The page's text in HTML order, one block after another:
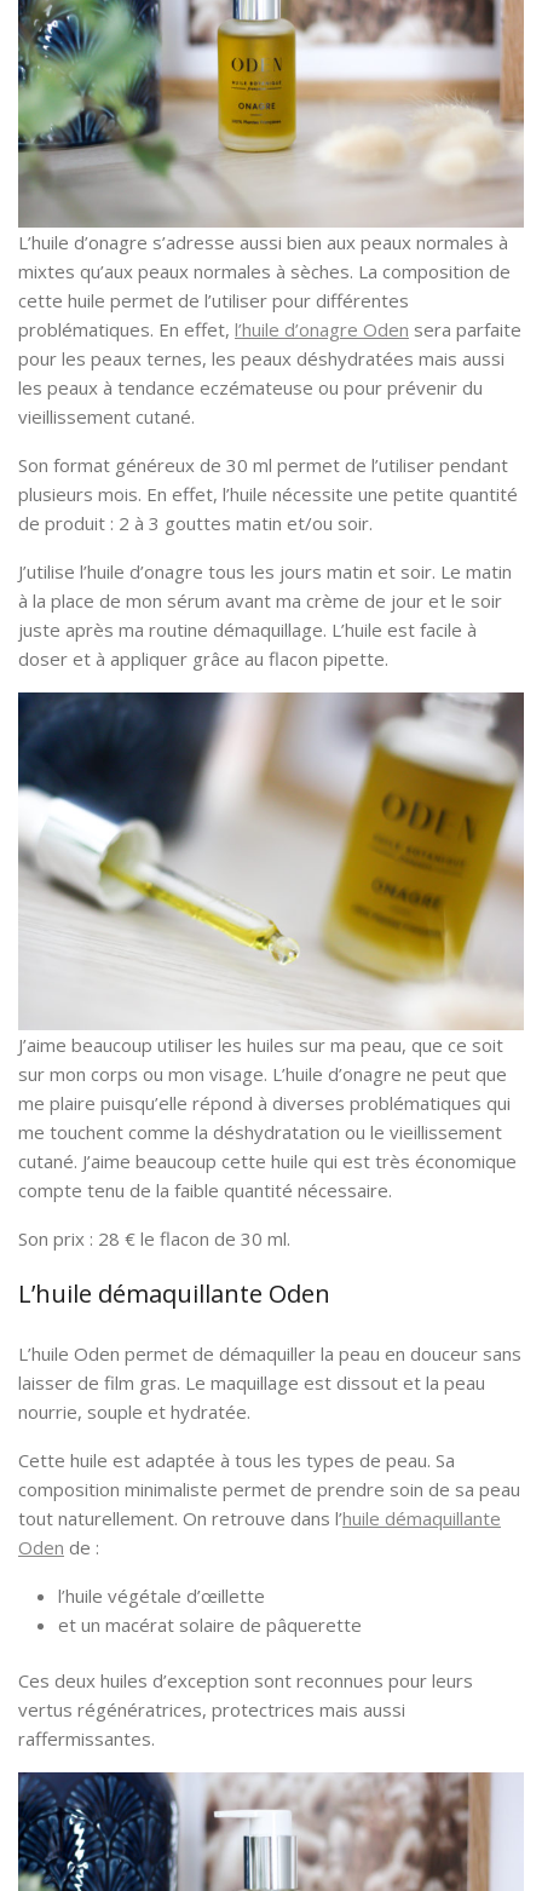
L’huile d’onagre s’adresse aussi bien aux peaux normales à
mixtes qu’aux peaux normales à sèches. La composition de
cette huile permet de l’utiliser pour différentes
problématiques. En effet, l’huile d’onagre Oden sera parfaite
pour les peaux ternes, les peaux déshydratées mais aussi
les peaux à tendance eczémateuse ou pour prévenir du
vieillissement cutané.
Son format généreux de 30 ml permet de l’utiliser pendant
plusieurs mois. En effet, l’huile nécessite une petite quantité
de produit : 2 à 3 gouttes matin et/ou soir.
J’utilise l’huile d’onagre tous les jours matin et soir. Le matin
à la place de mon sérum avant ma crème de jour et le soir
juste après ma routine démaquillage. L’huile est facile à
doser et à appliquer grâce au flacon pipette.
J’aime beaucoup utiliser les huiles sur ma peau, que ce soit
sur mon corps ou mon visage. L’huile d’onagre ne peut que
me plaire puisqu’elle répond à diverses problématiques qui
me touchent comme la déshydratation ou le vieillissement
cutané. J’aime beaucoup cette huile qui est très économique
compte tenu de la faible quantité nécessaire.
Son prix : 28 € le flacon de 30 ml.
L’huile démaquillante Oden
L’huile Oden permet de démaquiller la peau en douceur sans
laisser de film gras. Le maquillage est dissout et la peau
nourrie, souple et hydratée.
Cette huile est adaptée à tous les types de peau. Sa
composition minimaliste permet de prendre soin de sa peau
tout naturellement. On retrouve dans l’huile démaquillante
Oden de :
l’huile végétale d’œillette
et un macérat solaire de pâquerette
Ces deux huiles d’exception sont reconnues pour leurs
vertus régénératrices, protectrices mais aussi
raffermissantes.